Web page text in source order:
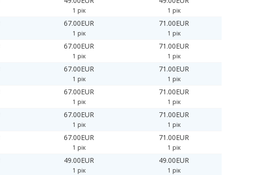
1 рік 1 рік
67.00EUR
1 рік
71.00EUR
1 рік
67.00EUR
1 рік
71.00EUR
1 рік
67.00EUR
1 рік
71.00EUR
1 рік
67.00EUR
1 рік
71.00EUR
1 рік
67.00EUR
1 рік
71.00EUR
1 рік
67.00EUR
1 рік
71.00EUR
1 рік
49.00EUR
1 рік
49.00EUR
1 рік